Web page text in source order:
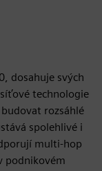
dosahuje svých
technologie
rozsáhlé
spolehlivé i
multi-hop
podnikovém